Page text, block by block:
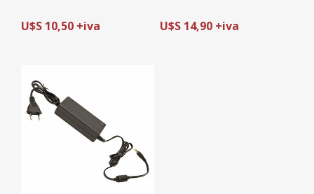
U$S 10,50 +iva U$S 14,90 +iva